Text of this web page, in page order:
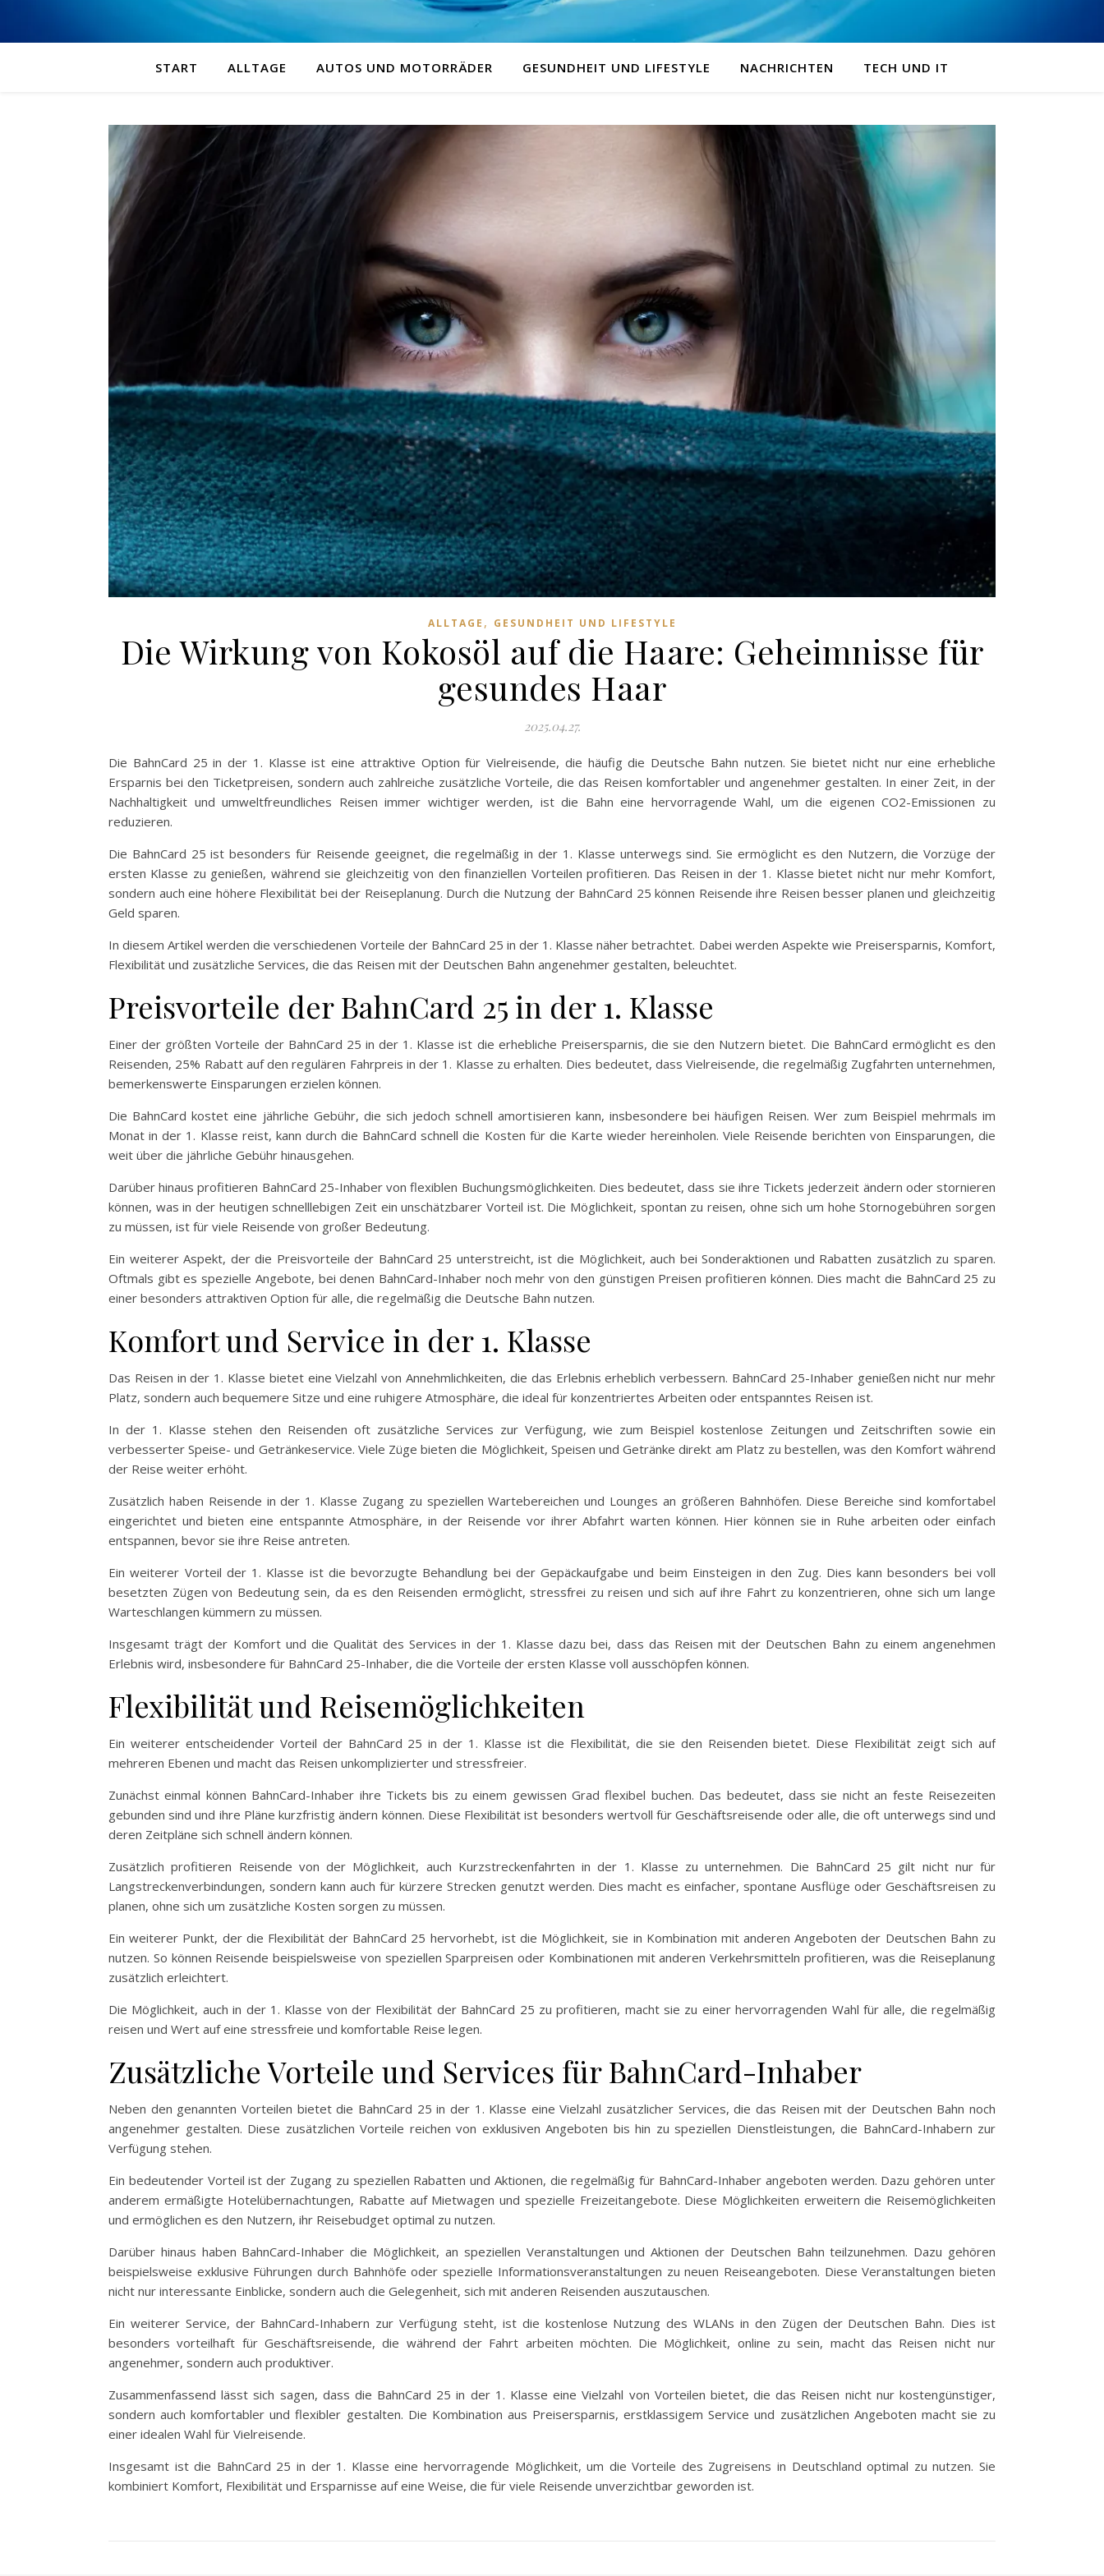
START ALLTAGE AUTOS UND MOTORRÄDER GESUNDHEIT UND LIFESTYLE NACHRICHTEN TECH UND IT
ALLTAGE , GESUNDHEIT UND LIFESTYLE
Die Wirkung von Kokosöl auf die Haare: Geheimnisse für
gesundes Haar
2025.04.27.
Die BahnCard 25 in der 1. Klasse ist eine attraktive Option für Vielreisende, die häufig die Deutsche Bahn nutzen. Sie bietet nicht nur eine erhebliche
Ersparnis bei den Ticketpreisen, sondern auch zahlreiche zusätzliche Vorteile, die das Reisen komfortabler und angenehmer gestalten. In einer Zeit, in der
Nachhaltigkeit und umweltfreundliches Reisen immer wichtiger werden, ist die Bahn eine hervorragende Wahl, um die eigenen CO2-Emissionen zu
reduzieren.
Die BahnCard 25 ist besonders für Reisende geeignet, die regelmäßig in der 1. Klasse unterwegs sind. Sie ermöglicht es den Nutzern, die Vorzüge der
ersten Klasse zu genießen, während sie gleichzeitig von den finanziellen Vorteilen profitieren. Das Reisen in der 1. Klasse bietet nicht nur mehr Komfort,
sondern auch eine höhere Flexibilität bei der Reiseplanung. Durch die Nutzung der BahnCard 25 können Reisende ihre Reisen besser planen und gleichzeitig
Geld sparen.
In diesem Artikel werden die verschiedenen Vorteile der BahnCard 25 in der 1. Klasse näher betrachtet. Dabei werden Aspekte wie Preisersparnis, Komfort,
Flexibilität und zusätzliche Services, die das Reisen mit der Deutschen Bahn angenehmer gestalten, beleuchtet.
Preisvorteile der BahnCard 25 in der 1. Klasse
Einer der größten Vorteile der BahnCard 25 in der 1. Klasse ist die erhebliche Preisersparnis, die sie den Nutzern bietet. Die BahnCard ermöglicht es den
Reisenden, 25% Rabatt auf den regulären Fahrpreis in der 1. Klasse zu erhalten. Dies bedeutet, dass Vielreisende, die regelmäßig Zugfahrten unternehmen,
bemerkenswerte Einsparungen erzielen können.
Die BahnCard kostet eine jährliche Gebühr, die sich jedoch schnell amortisieren kann, insbesondere bei häufigen Reisen. Wer zum Beispiel mehrmals im
Monat in der 1. Klasse reist, kann durch die BahnCard schnell die Kosten für die Karte wieder hereinholen. Viele Reisende berichten von Einsparungen, die
weit über die jährliche Gebühr hinausgehen.
Darüber hinaus profitieren BahnCard 25-Inhaber von flexiblen Buchungsmöglichkeiten. Dies bedeutet, dass sie ihre Tickets jederzeit ändern oder stornieren
können, was in der heutigen schnelllebigen Zeit ein unschätzbarer Vorteil ist. Die Möglichkeit, spontan zu reisen, ohne sich um hohe Stornogebühren sorgen
zu müssen, ist für viele Reisende von großer Bedeutung.
Ein weiterer Aspekt, der die Preisvorteile der BahnCard 25 unterstreicht, ist die Möglichkeit, auch bei Sonderaktionen und Rabatten zusätzlich zu sparen.
Oftmals gibt es spezielle Angebote, bei denen BahnCard-Inhaber noch mehr von den günstigen Preisen profitieren können. Dies macht die BahnCard 25 zu
einer besonders attraktiven Option für alle, die regelmäßig die Deutsche Bahn nutzen.
Komfort und Service in der 1. Klasse
Das Reisen in der 1. Klasse bietet eine Vielzahl von Annehmlichkeiten, die das Erlebnis erheblich verbessern. BahnCard 25-Inhaber genießen nicht nur mehr
Platz, sondern auch bequemere Sitze und eine ruhigere Atmosphäre, die ideal für konzentriertes Arbeiten oder entspanntes Reisen ist.
In der 1. Klasse stehen den Reisenden oft zusätzliche Services zur Verfügung, wie zum Beispiel kostenlose Zeitungen und Zeitschriften sowie ein
verbesserter Speise- und Getränkeservice. Viele Züge bieten die Möglichkeit, Speisen und Getränke direkt am Platz zu bestellen, was den Komfort während
der Reise weiter erhöht.
Zusätzlich haben Reisende in der 1. Klasse Zugang zu speziellen Wartebereichen und Lounges an größeren Bahnhöfen. Diese Bereiche sind komfortabel
eingerichtet und bieten eine entspannte Atmosphäre, in der Reisende vor ihrer Abfahrt warten können. Hier können sie in Ruhe arbeiten oder einfach
entspannen, bevor sie ihre Reise antreten.
Ein weiterer Vorteil der 1. Klasse ist die bevorzugte Behandlung bei der Gepäckaufgabe und beim Einsteigen in den Zug. Dies kann besonders bei voll
besetzten Zügen von Bedeutung sein, da es den Reisenden ermöglicht, stressfrei zu reisen und sich auf ihre Fahrt zu konzentrieren, ohne sich um lange
Warteschlangen kümmern zu müssen.
Insgesamt trägt der Komfort und die Qualität des Services in der 1. Klasse dazu bei, dass das Reisen mit der Deutschen Bahn zu einem angenehmen
Erlebnis wird, insbesondere für BahnCard 25-Inhaber, die die Vorteile der ersten Klasse voll ausschöpfen können.
Flexibilität und Reisemöglichkeiten
Ein weiterer entscheidender Vorteil der BahnCard 25 in der 1. Klasse ist die Flexibilität, die sie den Reisenden bietet. Diese Flexibilität zeigt sich auf
mehreren Ebenen und macht das Reisen unkomplizierter und stressfreier.
Zunächst einmal können BahnCard-Inhaber ihre Tickets bis zu einem gewissen Grad flexibel buchen. Das bedeutet, dass sie nicht an feste Reisezeiten
gebunden sind und ihre Pläne kurzfristig ändern können. Diese Flexibilität ist besonders wertvoll für Geschäftsreisende oder alle, die oft unterwegs sind und
deren Zeitpläne sich schnell ändern können.
Zusätzlich profitieren Reisende von der Möglichkeit, auch Kurzstreckenfahrten in der 1. Klasse zu unternehmen. Die BahnCard 25 gilt nicht nur für
Langstreckenverbindungen, sondern kann auch für kürzere Strecken genutzt werden. Dies macht es einfacher, spontane Ausflüge oder Geschäftsreisen zu
planen, ohne sich um zusätzliche Kosten sorgen zu müssen.
Ein weiterer Punkt, der die Flexibilität der BahnCard 25 hervorhebt, ist die Möglichkeit, sie in Kombination mit anderen Angeboten der Deutschen Bahn zu
nutzen. So können Reisende beispielsweise von speziellen Sparpreisen oder Kombinationen mit anderen Verkehrsmitteln profitieren, was die Reiseplanung
zusätzlich erleichtert.
Die Möglichkeit, auch in der 1. Klasse von der Flexibilität der BahnCard 25 zu profitieren, macht sie zu einer hervorragenden Wahl für alle, die regelmäßig
reisen und Wert auf eine stressfreie und komfortable Reise legen.
Zusätzliche Vorteile und Services für BahnCard-Inhaber
Neben den genannten Vorteilen bietet die BahnCard 25 in der 1. Klasse eine Vielzahl zusätzlicher Services, die das Reisen mit der Deutschen Bahn noch
angenehmer gestalten. Diese zusätzlichen Vorteile reichen von exklusiven Angeboten bis hin zu speziellen Dienstleistungen, die BahnCard-Inhabern zur
Verfügung stehen.
Ein bedeutender Vorteil ist der Zugang zu speziellen Rabatten und Aktionen, die regelmäßig für BahnCard-Inhaber angeboten werden. Dazu gehören unter
anderem ermäßigte Hotelübernachtungen, Rabatte auf Mietwagen und spezielle Freizeitangebote. Diese Möglichkeiten erweitern die Reisemöglichkeiten
und ermöglichen es den Nutzern, ihr Reisebudget optimal zu nutzen.
Darüber hinaus haben BahnCard-Inhaber die Möglichkeit, an speziellen Veranstaltungen und Aktionen der Deutschen Bahn teilzunehmen. Dazu gehören
beispielsweise exklusive Führungen durch Bahnhöfe oder spezielle Informationsveranstaltungen zu neuen Reiseangeboten. Diese Veranstaltungen bieten
nicht nur interessante Einblicke, sondern auch die Gelegenheit, sich mit anderen Reisenden auszutauschen.
Ein weiterer Service, der BahnCard-Inhabern zur Verfügung steht, ist die kostenlose Nutzung des WLANs in den Zügen der Deutschen Bahn. Dies ist
besonders vorteilhaft für Geschäftsreisende, die während der Fahrt arbeiten möchten. Die Möglichkeit, online zu sein, macht das Reisen nicht nur
angenehmer, sondern auch produktiver.
Zusammenfassend lässt sich sagen, dass die BahnCard 25 in der 1. Klasse eine Vielzahl von Vorteilen bietet, die das Reisen nicht nur kostengünstiger,
sondern auch komfortabler und flexibler gestalten. Die Kombination aus Preisersparnis, erstklassigem Service und zusätzlichen Angeboten macht sie zu
einer idealen Wahl für Vielreisende.
Insgesamt ist die BahnCard 25 in der 1. Klasse eine hervorragende Möglichkeit, um die Vorteile des Zugreisens in Deutschland optimal zu nutzen. Sie
kombiniert Komfort, Flexibilität und Ersparnisse auf eine Weise, die für viele Reisende unverzichtbar geworden ist.